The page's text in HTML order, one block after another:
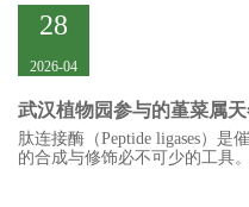
28
2026-04
武汉植物园参与的堇菜属
肽连接酶（Peptide ligases）
的合成与修饰必不可少的工具。